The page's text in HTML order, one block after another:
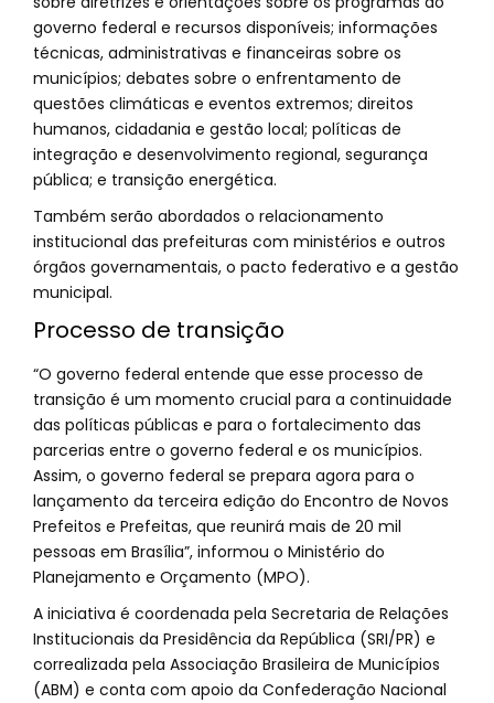
governo federal e recursos disponíveis; informações
técnicas, administrativas e financeiras sobre os
municípios; debates sobre o enfrentamento de
questões climáticas e eventos extremos; direitos
humanos, cidadania e gestão local; políticas de
integração e desenvolvimento regional, segurança
pública; e transição energética.
Também serão abordados o relacionamento
institucional das prefeituras com ministérios e outros
órgãos governamentais, o pacto federativo e a gestão
municipal.
Processo de transição
“O governo federal entende que esse processo de
transição é um momento crucial para a continuidade
das políticas públicas e para o fortalecimento das
parcerias entre o governo federal e os municípios.
Assim, o governo federal se prepara agora para o
lançamento da terceira edição do Encontro de Novos
Prefeitos e Prefeitas, que reunirá mais de 20 mil
pessoas em Brasília”, informou o Ministério do
Planejamento e Orçamento (MPO).
A iniciativa é coordenada pela Secretaria de Relações
Institucionais da Presidência da República (SRI/PR) e
correalizada pela Associação Brasileira de Municípios
(ABM) e conta com apoio da Confederação Nacional